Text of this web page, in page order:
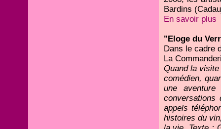
Bardins
En savoir plus
"Eloge du
Dans le cadre
La
Quand la
comédien,
une
conversations
appels
histoires du